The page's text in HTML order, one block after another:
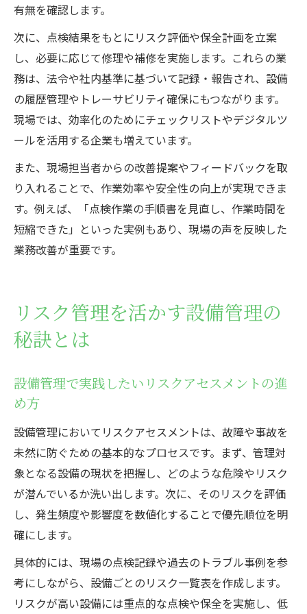
有無を確認します。
次に、点検結果をもとにリスク評価や保全計画を立案
し、必要に応じて修理や補修を実施します。これらの業
務は、法令や社内基準に基づいて記録・報告され、設備
の履歴管理やトレーサビリティ確保にもつながります。
現場では、効率化のためにチェックリストやデジタルツ
ールを活用する企業も増えています。
また、現場担当者からの改善提案やフィードバックを取
り入れることで、作業効率や安全性の向上が実現できま
す。例えば、「点検作業の手順書を見直し、作業時間を
短縮できた」といった実例もあり、現場の声を反映した
業務改善が重要です。
リスク管理を活かす設備管理の
秘訣とは
設備管理で実践したいリスクアセスメントの進
め方
設備管理においてリスクアセスメントは、故障や事故を
未然に防ぐための基本的なプロセスです。まず、管理対
象となる設備の現状を把握し、どのような危険やリスク
が潜んでいるか洗い出します。次に、そのリスクを評価
し、発生頻度や影響度を数値化することで優先順位を明
確にします。
具体的には、現場の点検記録や過去のトラブル事例を参
考にしながら、設備ごとのリスク一覧表を作成します。
リスクが高い設備には重点的な点検や保全を実施し、低